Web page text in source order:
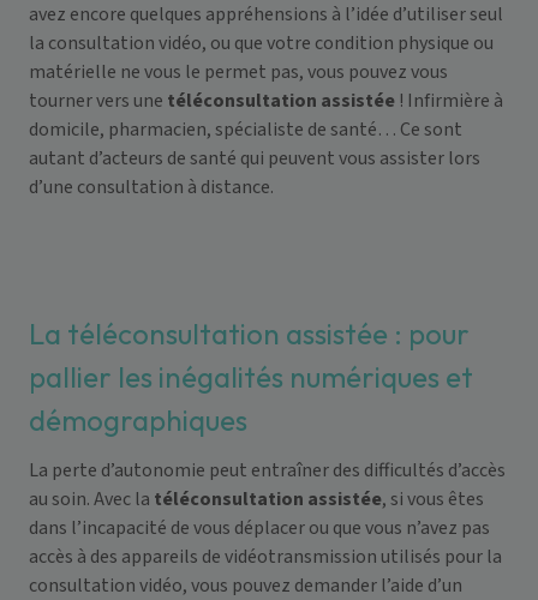
avez encore quelques appréhensions à l’idée d’utiliser seul
la consultation vidéo, ou que votre condition physique ou
matérielle ne vous le permet pas, vous pouvez vous
tourner vers une téléconsultation assistée ! Infirmière à
domicile, pharmacien, spécialiste de santé… Ce sont
autant d’acteurs de santé qui peuvent vous assister lors
d’une consultation à distance.
La téléconsultation assistée : pour
pallier les inégalités numériques et
démographiques
La perte d’autonomie peut entraîner des difficultés d’accès
au soin. Avec la téléconsultation assistée, si vous êtes
dans l’incapacité de vous déplacer ou que vous n’avez pas
accès à des appareils de vidéotransmission utilisés pour la
consultation vidéo, vous pouvez demander l’aide d’un